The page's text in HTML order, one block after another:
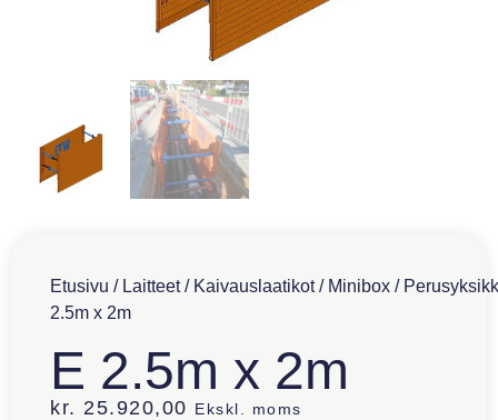
Etusivu / Laitteet/ Kaivauslaatikot/ Minibox /
2.5m x 2m
E 2.5m x 2m
kr. 25.920,00 Ekskl. moms